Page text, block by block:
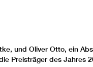
und Oliver Otto, ein
Preisträger des Jahres